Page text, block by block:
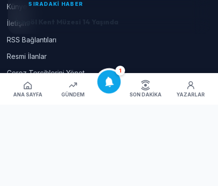
ANA SAYFA GÜNDEM
1
SON DAKIKA YAZARLAR
Künye
İletişim
RSS Bağlantıları
Resmi İlanlar
Çerez Tercihlerini Yönet
SIRADAKİ HABER
İnegöl Kent Müzesi 14 Yaşında